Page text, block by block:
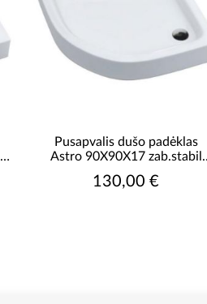
Pusapvalis dušo padėklas
Astro 90X90X17 zab.stabil
130,00 €